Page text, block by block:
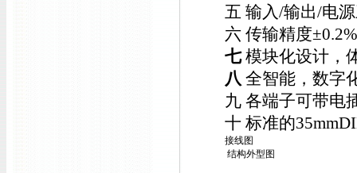
五 输入/输出/电
六 传输精度
七模块化设计，
八 全智能，数字
九 各端子可带电
十 标准的
接线图
结构外型图